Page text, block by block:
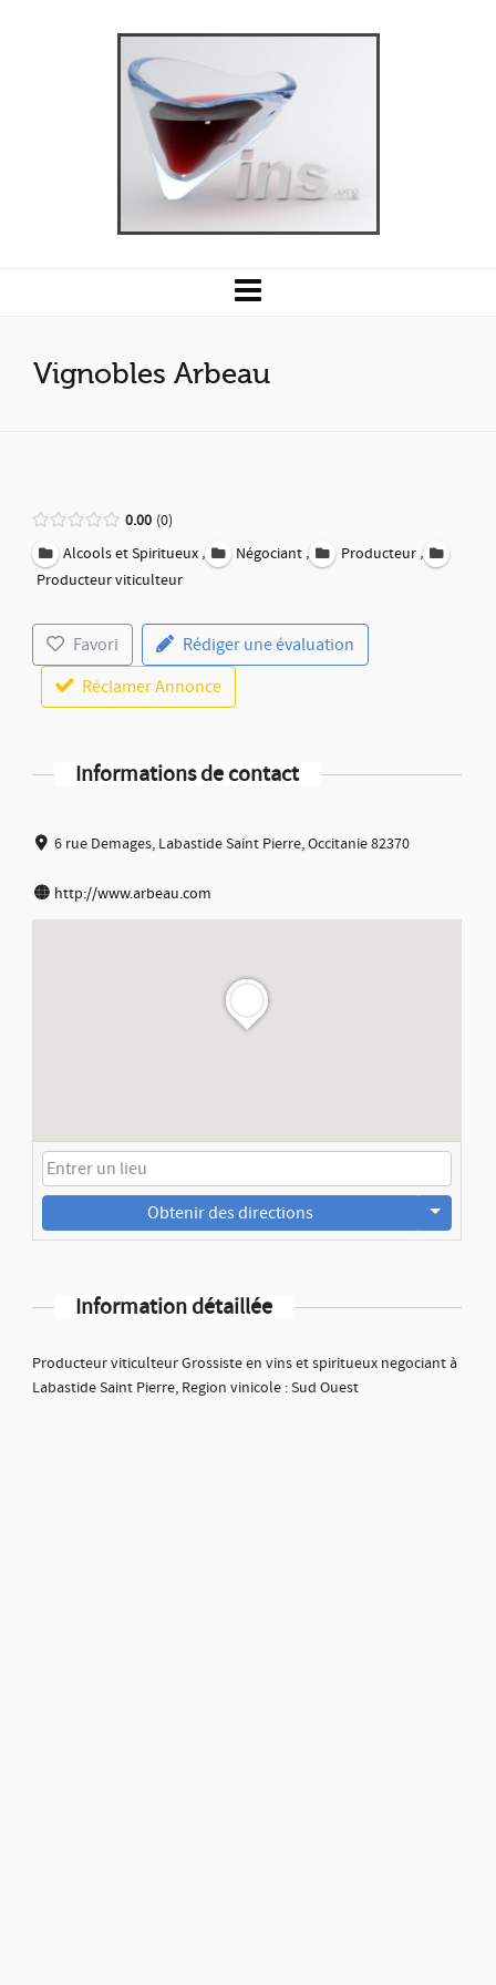
Vignobles Arbeau
0.00 0
Alcools et Spiritueux , Négociant , Producteur,
Producteur viticulteur
Favori
Rédiger une évaluation
Réclamer Annonce
Informations de contact
6 rue Demages, Labastide Saint Pierre, Occitanie 82370
http://www.arbeau.com
Obtenir des directions
Information détaillée
Producteur viticulteur Grossiste en vins et spiritueux negociant à
Labastide Saint Pierre, Region vinicole : Sud Ouest